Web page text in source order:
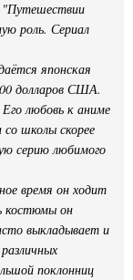
"Путешествии
роль. Сериал
японская
долларов США.
любовь к аниме
со школы скорее
серию любимого
время он ходит
костюмы он
выкладывает и
поклонниц